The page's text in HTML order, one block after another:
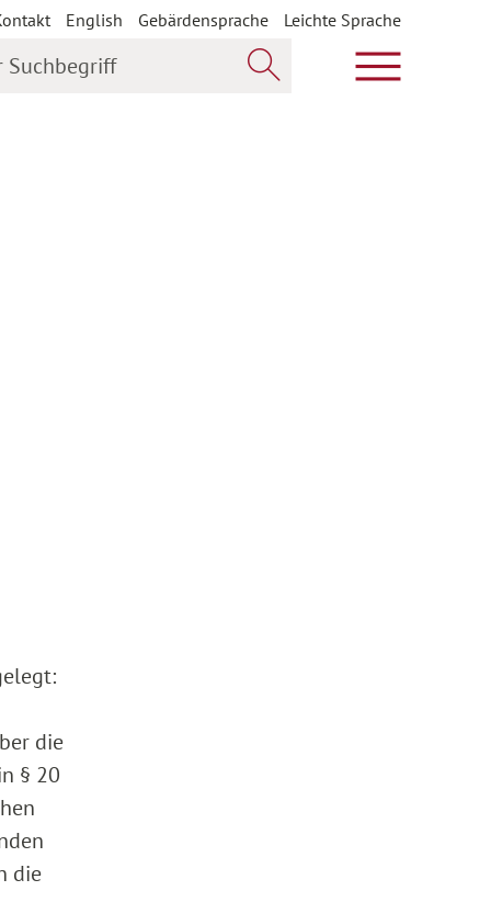
English Gebärdensprache
Leichte Sprache
Hauptmenü
die
§ 20
die